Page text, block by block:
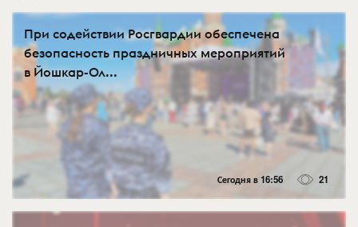
При содействии Росгвардии обеспечена
безопасность праздничных мероприятий
в Йошкар-Ол...
Сегодня в 16:56 21